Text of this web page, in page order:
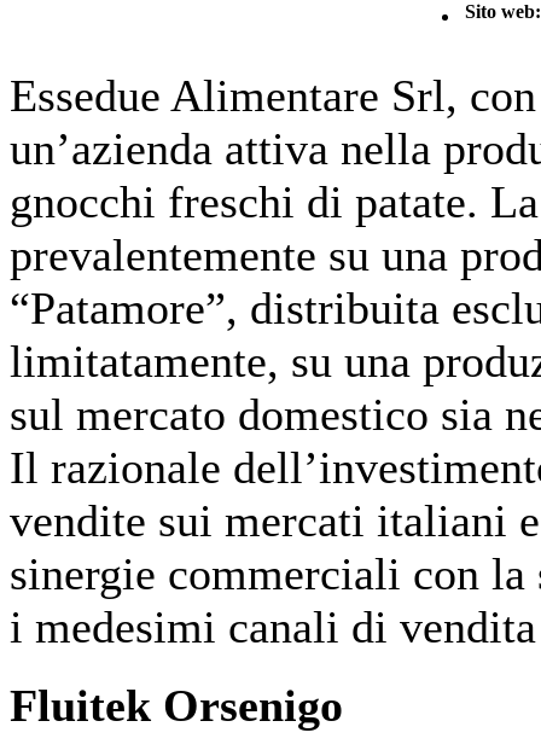
Sito web:
Essedue Alimentare Srl,
un’azienda attiva nella
gnocchi freschi di patate.
prevalentemente su una
“Patamore”, distribuita
limitatamente, su una
sul mercato domestico sia
Il razionale
vendite sui mercati italiani
sinergie commerciali con
i medesimi canali di
Fluitek Orsenigo